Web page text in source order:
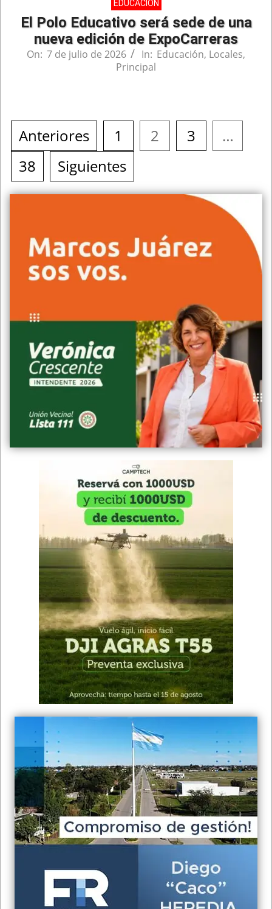
EDUCACIÓN
El Polo Educativo será sede de una
nueva edición de ExpoCarreras
On: 7 de julio de 2026 In: Educación, Locales,
Principal
Anteriores 1 2 3
…
38
Siguientes